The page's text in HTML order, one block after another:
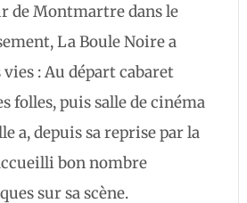
de Montmartre dans le
La Boule Noire a
: Au départ cabaret
folles, puis salle de cinéma
a, depuis sa reprise par la
bon nombre
sur sa scène.